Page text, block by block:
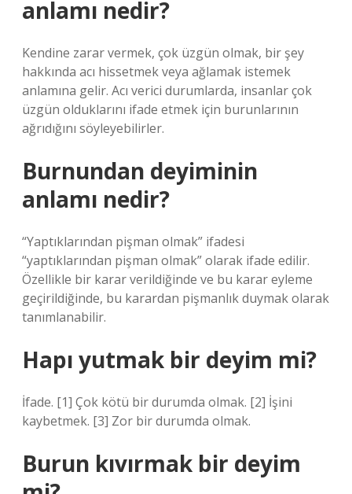
anlamı nedir?
Kendine zarar vermek, çok üzgün olmak, bir şey
hakkında acı hissetmek veya ağlamak istemek
anlamına gelir. Acı verici durumlarda, insanlar çok
üzgün olduklarını ifade etmek için burunlarının
ağrıdığını söyleyebilirler.
Burnundan deyiminin
anlamı nedir?
“Yaptıklarından pişman olmak” ifadesi
“yaptıklarından pişman olmak” olarak ifade edilir.
Özellikle bir karar verildiğinde ve bu karar eyleme
geçirildiğinde, bu karardan pişmanlık duymak olarak
tanımlanabilir.
Hapı yutmak bir deyim mi?
İfade. [1] Çok kötü bir durumda olmak. [2] İşini
kaybetmek. [3] Zor bir durumda olmak.
Burun kıvırmak bir deyim